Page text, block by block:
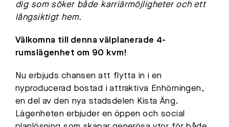
dig som söker både karriärmöjligheter och ett
långsiktigt hem.
Välkomna till denna välplanerade 4-
rumslägenhet om 90 kvm!
Nu erbjuds chansen att flytta in i en
nyproducerad bostad i attraktiva Enhörningen,
en del av den nya stadsdelen Kista Äng.
Lägenheten erbjuder en öppen och social